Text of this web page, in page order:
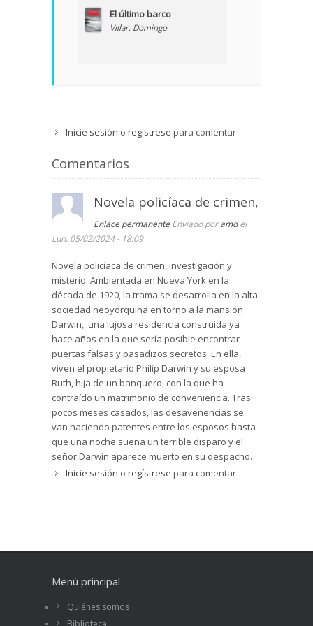
El último barco
Villar, Domingo
Inicie sesión o regístrese para comentar
Comentarios
Novela policíaca de crimen,
Enlace permanente Enviado poramdel
Lun, 05/02/2024 - 18:09
Novela policíaca de crimen, investigación y
misterio. Ambientada en Nueva York en la
década de 1920, la trama se desarrolla en la alta
sociedad neoyorquina en torno a la mansión
Darwin, una lujosa residencia construida ya
hace años en la que sería posible encontrar
puertas falsas y pasadizos secretos. En ella,
viven el propietario Philip Darwin y su esposa
Ruth, hija de un banquero, con la que ha
contraído un matrimonio de conveniencia. Tras
pocos meses casados, las desavenencias se
van haciendo patentes entre los esposos hasta
que una noche suena un terrible disparo y el
señor Darwin aparece muerto en su despacho.
Tras las investigaciones policiales, todas las
gran admirador de Sherlock Holmes, que debe
enfrentarse a la mente inteligente, astuta,
perversa y retorcida de un asesino sin
Inicie sesión o regístrese para comentar
Menú principal
Quiénes somos
Biblioteca